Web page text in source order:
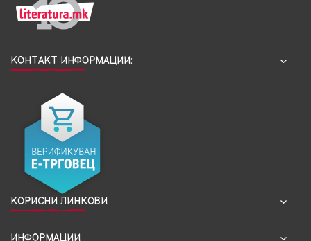
КОНТАКТ ИНФОРМАЦИИ:
КОРИСНИ ЛИНКОВИ
ИНФОРМАЦИИ